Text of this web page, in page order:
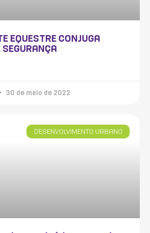
EQUESTRE CONJUGA
SEGURANÇA
30 de maio de 2022
DESENVOLVIMENTO URBANO